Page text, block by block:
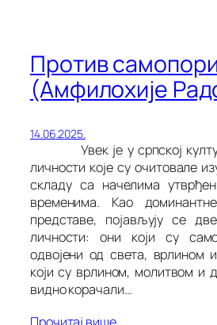
Против
(Амфилохије
14.06.2025.
Увек је у српској
личности које су очитовале
складу са начелима
временима. Као
представе, појављују се
личности: они који су
одвојени од света, врлином
који су врлином, молитвом и
видно корачали…